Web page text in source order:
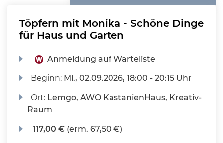
Töpfern mit Monika - Schöne Dinge
für Haus und Garten
Anmeldung auf Warteliste
Beginn: Mi., 02.09.2026, 18:00 - 20:15 Uhr
Ort: Lemgo, AWO KastanienHaus, Kreativ-
Raum
117,00 € (erm. 67,50 €)